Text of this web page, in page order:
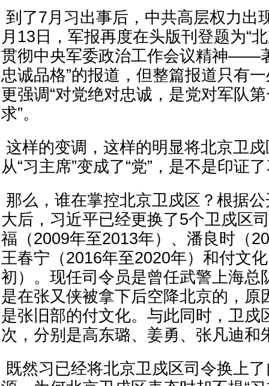
到了7月习出事后，中共高层权力出
月13日，军报再度在头版刊登题为“
贯彻中央军委政治工作会议精神——
忠诚品格”的报道，但整篇报道只有一
更强调“对党绝对忠诚，是党对军队
求”。
这样的变调，这样的明显将北京卫
从“习主席”变成了“党”，是不是印证
那么，谁在掌控北京卫戍区？根据
大后，习近平已经更换了5个卫戍区
福（2009年至2013年）、潘良时（
王春宁（2016年至2020年）和付文
初）。现任司令员是曾任武警上海总
是在张又侠被拿下后空降北京的，原
是张旧部的付文化。与此同时，卫戍
次，分别是高东璐、姜勇、张凡迪和
既然习已经将北京卫戍区司令换上